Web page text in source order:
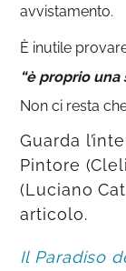
avvistamento.
È inutile
“è proprio una
Non ci resta
Guarda
Pintore
(Luciano
articolo.
Il Paradiso